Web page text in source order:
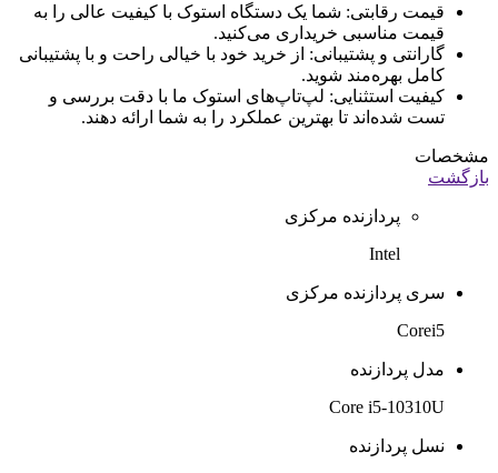
قیمت رقابتی: شما یک دستگاه استوک با کیفیت عالی را به
قیمت مناسبی خریداری می‌کنید.
گارانتی و پشتیبانی: از خرید خود با خیالی راحت و با پشتیبانی
کامل بهره‌مند شوید.
کیفیت استثنایی: لپ‌تاپ‌های استوک ما با دقت بررسی و
تست شده‌اند تا بهترین عملکرد را به شما ارائه دهند.
مشخصات
بازگشت
پردازنده مرکزی
Intel
سری پردازنده مرکزی
Corei5
مدل پردازنده
Core i5-10310U
نسل پردازنده